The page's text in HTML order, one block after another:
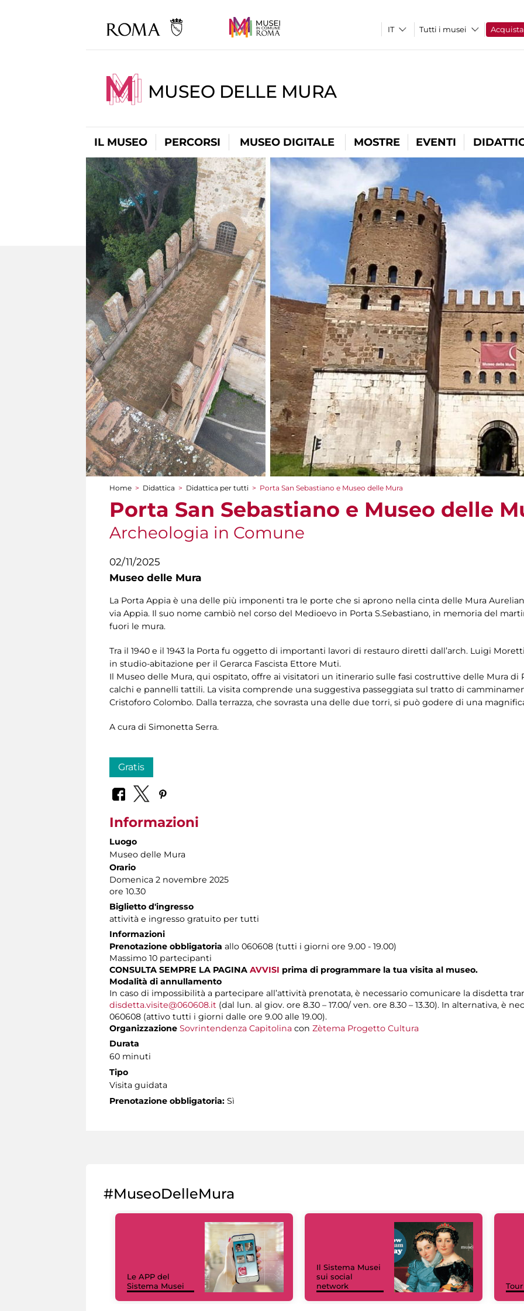
Tutti i musei Acquista
MUSEO DELLE MURA
IL MUSEO PERCORSI MUSEO DIGITALE MOSTRE EVENTI
Tu sei qui
Home > Didattica > Didattica per tutti > Porta San Sebastiano e Museo delle Mura
Porta San Sebastiano e Museo delle
Archeologia in Comune
02/11/2025
Museo delle Mura
La Porta Appia è una delle più imponenti tra le porte che si aprono nella cinta delle Mura
via Appia. Il suo nome cambiò nel corso del Medioevo in Porta S.Sebastiano, in memoria del
fuori le mura.
Tra il 1940 e il 1943 la Porta fu oggetto di importanti lavori di restauro diretti dall’arch. Luigi
in studio-abitazione per il Gerarca Fascista Ettore Muti.
Il Museo delle Mura, qui ospitato, offre ai visitatori un itinerario sulle fasi costruttive delle Mura di
calchi e pannelli tattili. La visita comprende una suggestiva passeggiata sul tratto di
Cristoforo Colombo. Dalla terrazza, che sovrasta una delle due torri, si può godere di una
A cura di Simonetta Serra.
Gratis
Informazioni
Luogo
Museo delle Mura
Orario
Domenica 2 novembre 2025
ore 10.30
Biglietto d'ingresso
attività e ingresso gratuito per tutti
Informazioni
Prenotazione obbligatoria allo 060608 (tutti i giorni ore 9.00 - 19.00)
Massimo 10 partecipanti
CONSULTA SEMPRE LA PAGINA AVVISI prima di programmare la tua visita al museo.
Modalità di annullamento
In caso di impossibilità a partecipare all’attività prenotata, è necessario comunicare la disdetta
disdetta.visite@060608.it (dal lun. al giov. ore 8.30 – 17.00/ ven. ore 8.30 – 13.30). In alternativa, è
060608 (attivo tutti i giorni dalle ore 9.00 alle 19.00).
Organizzazione Sovrintendenza Capitolina con Zètema Progetto Cultura
Durata
60 minuti
Tipo
Visita guidata
Prenotazione obbligatoria: Sì
#MuseoDelleMura
Le APP del
Sistema Musei
Il Sistema Musei
sui social
network